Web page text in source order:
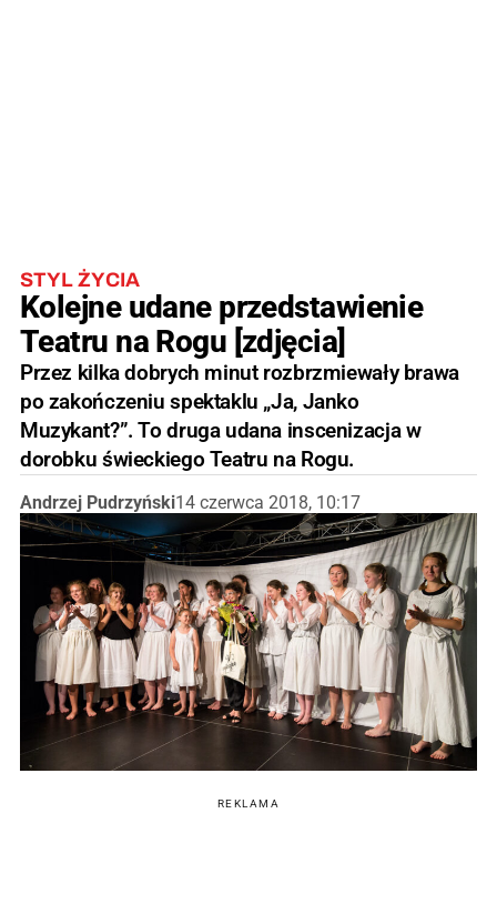
STYL ŻYCIA
Kolejne udane przedstawienie
Teatru na Rogu [zdjęcia]
Przez kilka dobrych minut rozbrzmiewały brawa
po zakończeniu spektaklu „Ja, Janko
Muzykant?”. To druga udana inscenizacja w
dorobku świeckiego Teatru na Rogu.
Andrzej Pudrzyński14 czerwca 2018, 10:17
REKLAMA